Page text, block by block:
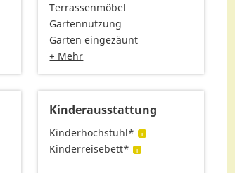
Terrassenmöbel
Gartennutzung
Garten eingezäunt
+ Mehr
Kinderausstattung
Kinderhochstuhl*
Kinderreisebett*